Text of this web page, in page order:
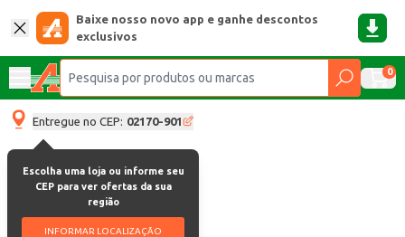
Baixe nosso novo app e ganhe descontos
exclusivos
0
Entregue no CEP: 02170-901
Escolha uma loja ou informe seu
CEP para ver ofertas da sua
região
INFORMAR LOCALIZAÇÃO
Herdade do Esporão
Herdade Do Esporão